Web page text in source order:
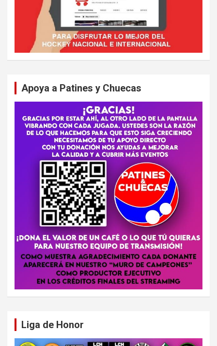
Apoya a Patines y Chuecas
Liga de Honor